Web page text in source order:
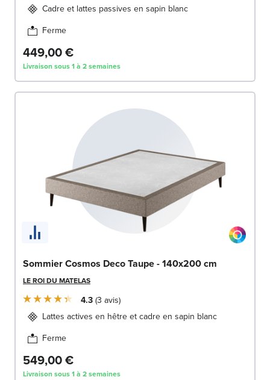
Cadre et lattes passives en sapin blanc
Ferme
449,00 €
Livraison sous 1 à 2 semaines
Sommier Cosmos Deco Taupe - 140x200 cm
LE ROI DU MATELAS
4.3 3 avis
Lattes actives en hêtre et cadre en sapin blanc
Ferme
549,00 €
Livraison sous 1 à 2 semaines